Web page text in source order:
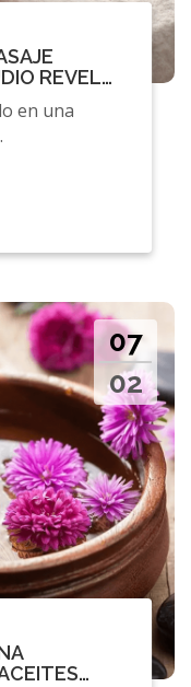
REVELA
SALUD
en una
07
02